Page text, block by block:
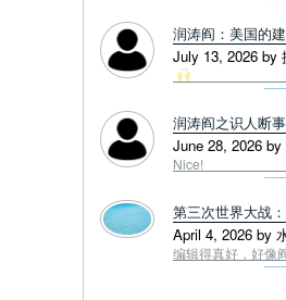
润涛阎：美国的
July 13, 2026 by
润涛阎之识人断
June 28, 2026
Nice!
第三次世界大战
April 4, 2026 by
编辑得真好，好像